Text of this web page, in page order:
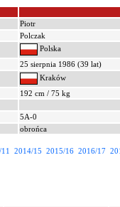
Piotr
Polczak
Polska
25 sierpnia 1986 (39 lat)
Kraków
192 cm / 75 kg
5A-0
obrońca
2014/15 2015/16 2016/17